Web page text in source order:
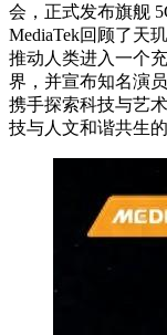
会，正式发布旗舰
MediaTek回顾了天
推动人类进入一个
界，并宣布知名演
携手探索科技与艺
技与人文和谐共生的